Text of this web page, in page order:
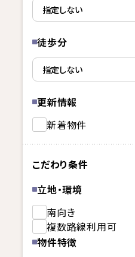
徒歩分
更新情報
新着物件
こだわり条件
立地・環境
南向き
複数路線利用可
物件特徴